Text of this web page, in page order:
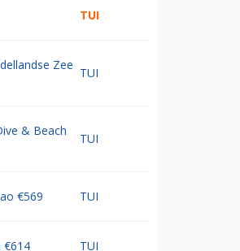
TUI
Zee
TUI
& Beach
TUI
€569 TUI
€614 TUI